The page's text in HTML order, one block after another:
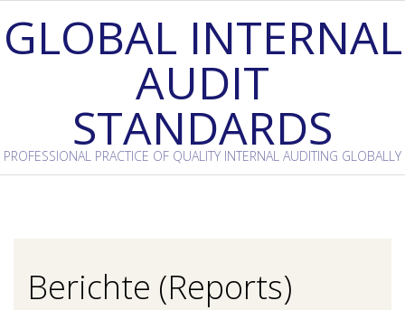
toGLOBAL INTERNAL
AUDIT
STANDARDS
PROFESSIONAL PRACTICE OF QUALITY INTERNAL AUDITING GLOBALLY
Berichte (Reports)